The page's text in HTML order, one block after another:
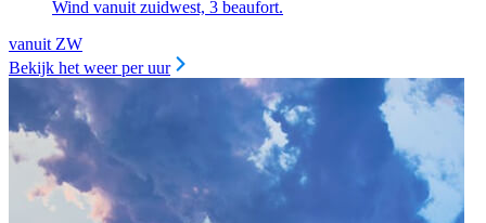
Wind vanuit zuidwest, 3 beaufort.
vanuit ZW
Bekijk het weer per uur